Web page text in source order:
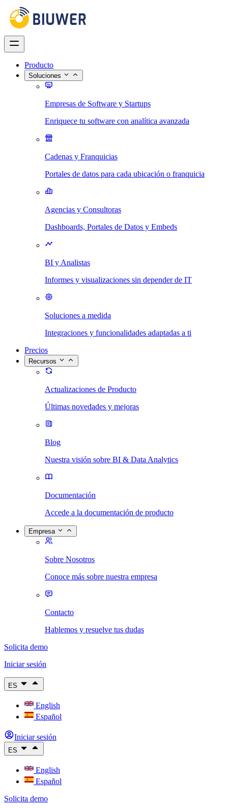
Producto
Soluciones
Empresas de Software y Startups
Enriquece tu software con analítica avanzada
Cadenas y Franquicias
Portales de datos para cada ubicación o franquicia
Agencias y Consultoras
Dashboards, Portales de Datos y Embeds
BI y Analistas
Informes y visualizaciones sin depender de IT
Soluciones a medida
Integraciones y funcionalidades adaptadas a ti
Precios
Recursos
Actualizaciones de Producto
Últimas novedades y mejoras
Blog
Nuestra visión sobre BI & Data Analytics
Documentación
Accede a la documentación de producto
Empresa
Sobre Nosotros
Conoce más sobre nuestra empresa
Contacto
Hablemos y resuelve tus dudas
Solicita demo
Iniciar sesión
ES
English
Español
Iniciar sesión
ES
English
Español
Solicita demo